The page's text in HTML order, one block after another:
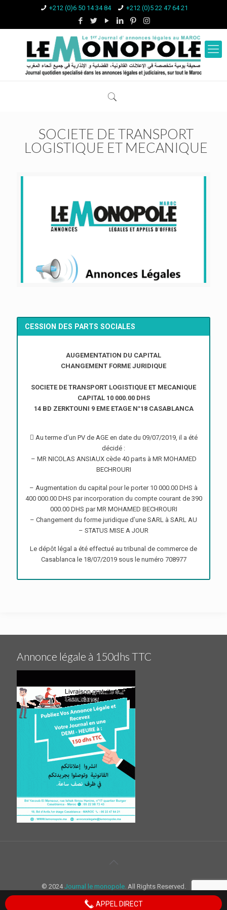
+212 (0)6 50 14 34 84 +212 (0)5 22 47 64 21
SOCIETE DE TRANSPORT
LOGISTIQUE ET MECANIQUE
CESSION DES PARTS SOCIALES
AUGEMENTATION DU CAPITAL
CHANGEMENT FORME JURIDIQUE
SOCIETE DE TRANSPORT LOGISTIQUE ET MECANIQUE
CAPITAL 10 000.00 DHS
14 BD ZERKTOUNI 9 EME ETAGE N°18 CASABLANCA
 Au terme d’un PV de AGE en date du 09/07/2019, il a été
décidé :
– MR NICOLAS ANSIAUX cède 40 parts à MR MOHAMED
BECHROURI
– Augmentation du capital pour le porter 10 000.00 DHS à
400 000.00 DHS par incorporation du compte courant de 390
000.00 DHS par MR MOHAMED BECHROURI
– Changement du forme juridique d’une SARL à SARL AU
– STATUS MISE A JOUR
Le dépôt légal a été effectué au tribunal de commerce de
Casablanca le 18/07/2019 sous le numéro 708977
Annonce légale à 150dhs TTC
© 2024Journal le monopole. All Rights Reserved.
APPEL DIRECT